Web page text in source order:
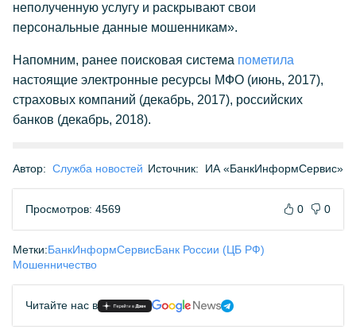
неполученную услугу и раскрывают свои
персональные данные мошенникам».
Напомним, ранее поисковая система пометила
настоящие электронные ресурсы МФО (июнь, 2017),
страховых компаний (декабрь, 2017), российских
банков (декабрь, 2018).
Автор: Служба новостей Источник: ИА «БанкИнформСервис»
Просмотров: 4569 0 0
Метки:БанкИнформСервисБанк России (ЦБ РФ)
Мошенничество
Читайте нас в